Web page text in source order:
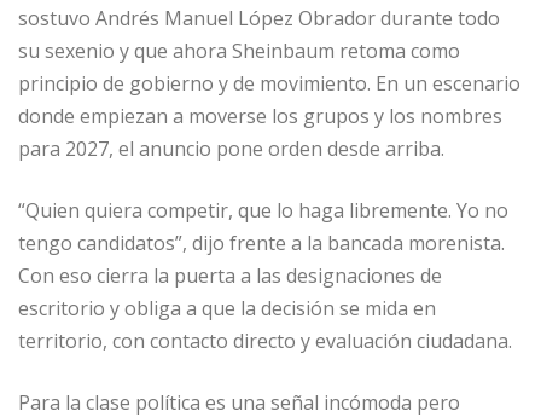
sostuvo Andrés Manuel López Obrador durante todo
su sexenio y que ahora Sheinbaum retoma como
principio de gobierno y de movimiento. En un escenario
donde empiezan a moverse los grupos y los nombres
para 2027, el anuncio pone orden desde arriba.
“Quien quiera competir, que lo haga libremente. Yo no
tengo candidatos”, dijo frente a la bancada morenista.
Con eso cierra la puerta a las designaciones de
escritorio y obliga a que la decisión se mida en
territorio, con contacto directo y evaluación ciudadana.
Para la clase política es una señal incómoda pero